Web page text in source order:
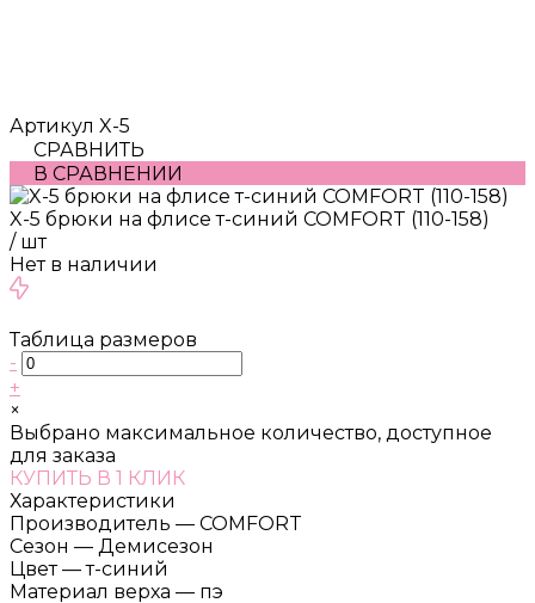
Артикул X-5
СРАВНИТЬ
В СРАВНЕНИИ
X-5 брюки на флисе т-синий COMFORT (110-158)
/ шт
Нет в наличии
Таблица размеров
-
+
×
Выбрано максимальное количество, доступное
для заказа
КУПИТЬ В 1 КЛИК
Характеристики
Производитель — COMFORT
Сезон — Демисезон
Цвет — т-синий
Материал верха — пэ